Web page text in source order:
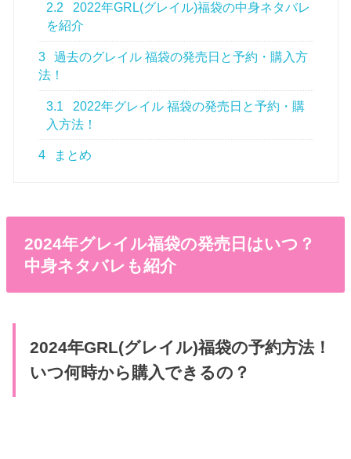
2.2
2022年GRL(グレイル)福袋の中身ネタバレ
を紹介
3
過去のグレイル 福袋の発売日と予約・購入方
法！
3.1
2022年グレイル 福袋の発売日と予約・購
入方法！
4 まとめ
2024年グレイル福袋の発売日はいつ？
中身ネタバレも紹介
2024年GRL(グレイル)福袋の予約方法！
いつ何時から購入できるの？